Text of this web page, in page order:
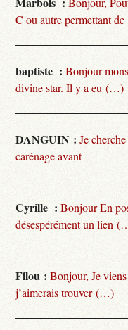
C ou autre permettant
baptiste : Bonjour
divine star. Il y a eu (…)
DANGUIN : Je
carénage avant
Cyrille : Bonjour En
désespérément un lien
Filou : Bonjour, Je
j’aimerais trouver (…)